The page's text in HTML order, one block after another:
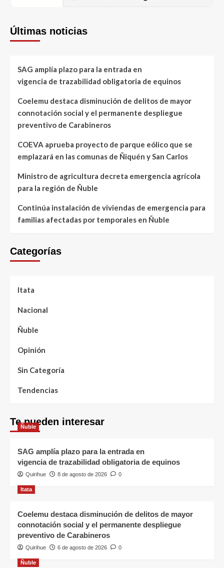
Últimas noticias
SAG amplía plazo para la entrada en
vigencia de trazabilidad obligatoria de equinos
Coelemu destaca disminución de delitos de mayor
connotación social y el permanente despliegue
preventivo de Carabineros
COEVA aprueba proyecto de parque eólico que se
emplazará en las comunas de Ñiquén y San Carlos
Ministro de agricultura decreta emergencia agrícola
para la región de Ñuble
Continúa instalación de viviendas de emergencia para
familias afectadas por temporales en Ñuble
Categorías
Itata
Nacional
Ñuble
Opinión
Sin Categoría
Tendencias
Te pueden interesar
Ñuble
SAG amplía plazo para la entrada en
vigencia de trazabilidad obligatoria de equinos
Quirihue 8 de agosto de 2026 0
Itata
Coelemu destaca disminución de delitos de mayor
connotación social y el permanente despliegue
preventivo de Carabineros
Quirihue 6 de agosto de 2026 0
Ñuble